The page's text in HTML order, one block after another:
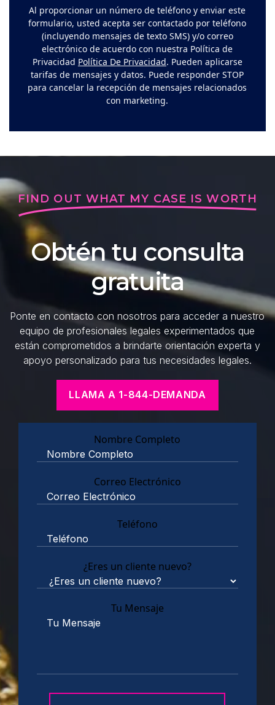
Al proporcionar un número de teléfono y enviar este
formulario, usted acepta ser contactado por teléfono
(incluyendo mensajes de texto SMS) y/o correo
electrónico de acuerdo con nuestra Política de
Privacidad Política De Privacidad. Pueden aplicarse
tarifas de mensajes y datos. Puede responder STOP
para cancelar la recepción de mensajes relacionados
con marketing.
FIND OUT WHAT MY CASE IS WORTH
Obtén tu consulta
gratuita
Ponte en contacto con nosotros para acceder a nuestro
equipo de profesionales legales experimentados que
están comprometidos a brindarte orientación experta y
apoyo personalizado para tus necesidades legales.
LLAMA A 1-844-DEMANDA
Nombre Completo
Correo Electrónico
Teléfono
¿Eres un cliente nuevo?
Tu Mensaje